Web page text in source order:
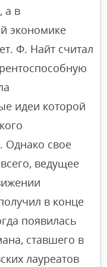
а в
экономике
Ф. Найт считал
идеи которой
Однако свое
ведущее
в конце
появилась
ставшего в
лауреатов